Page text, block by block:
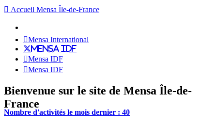
Accueil Mensa Île-de-France
Mensa International
Mensa IDF
Mensa IDF
Mensa IDF
Bienvenue sur le site de Mensa Île-de-
France
Nombre d'activités le mois dernier : 40